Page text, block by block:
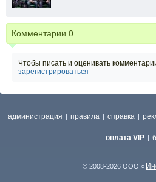
Комментарии 0
Чтобы писать и оценивать
зарегистрироваться
администрация | правила | справка |
оплата VIP |
© 2008-2026 ООО «